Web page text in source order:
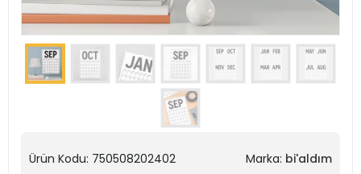
Ürün Kodu: 750508202402 Marka: bi'aldım